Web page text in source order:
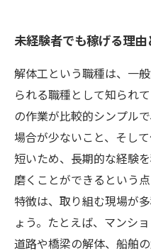
未経験者でも稼げる理由
解体工という職種は、一
られる職種として知られ
の作業が比較的シンプル
場合が少ないこと、そし
短いため、長期的な経験
磨くことができるという
特徴は、取り組む現場が
ょう。たとえば、マンシ
道路や橋梁の解体、船舶